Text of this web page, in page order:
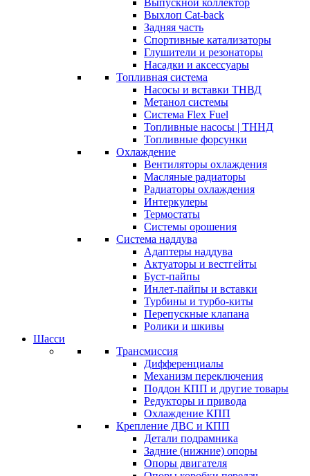
Выпускной коллектор
Выхлоп Cat-back
Задняя часть
Спортивные катализаторы
Глушители и резонаторы
Насадки и аксессуары
Топливная система
Насосы и вставки ТНВД
Метанол системы
Система Flex Fuel
Топливные насосы | ТННД
Топливные форсунки
Охлаждение
Вентиляторы охлаждения
Масляные радиаторы
Радиаторы охлаждения
Интеркулеры
Термостаты
Системы орошения
Система наддува
Адаптеры наддува
Актуаторы и вестгейты
Буст-пайпы
Инлет-пайпы и вставки
Турбины и турбо-киты
Перепускные клапана
Ролики и шкивы
Шасси
Трансмиссия
Дифференциалы
Механизм переключения
Поддон КПП и другие товары
Редукторы и привода
Охлаждение КПП
Крепление ДВС и КПП
Детали подрамника
Задние (нижние) опоры
Опоры двигателя